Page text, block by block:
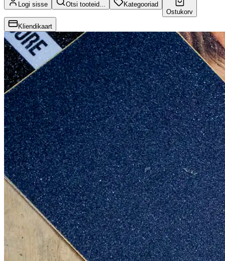
Logi sisse Otsi tooteid...
Kategooriad
Ostukorv
Kliendikaart